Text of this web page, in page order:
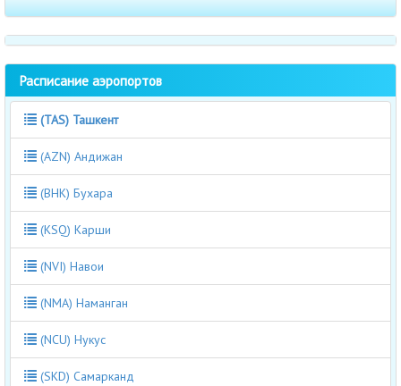
Расписание аэропортов
(TAS) Ташкент
(AZN) Андижан
(BHK) Бухара
(KSQ) Карши
(NVI) Навои
(NMA) Наманган
(NCU) Нукус
(SKD) Самарканд